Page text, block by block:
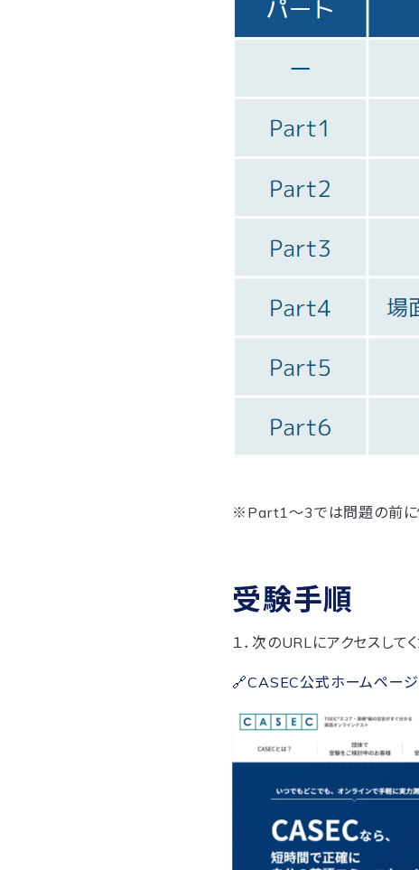
※Part1〜3では問題の前に
受験手順
１．次のURLにアクセスして
🔗CASEC公式ホームページ